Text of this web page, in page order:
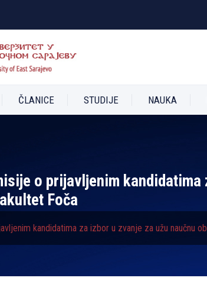
ČLANICE STUDIJE NAUKA
o prijavlјenim
Foča
kandidatima za izbor u zvanje za užu naučnu